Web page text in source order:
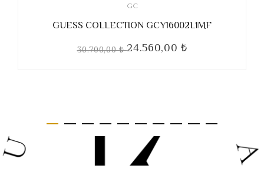
GC
GUESS COLLECTION GCY16002L1MF
30.700,00 ₺24.560,00 ₺